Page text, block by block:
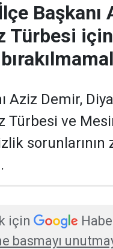
Başkanı
Türbesi
Aziz Demir,
Türbesi ve
sorunlarının
için
basmayı